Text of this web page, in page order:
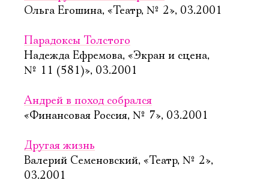
Ольга Егошина, «Театр, № 2», 03.2001
Парадоксы Толстого
Надежда Ефремова, «Экран и сцена,
№ 11 (581)», 03.2001
Андрей в поход собрался
«Финансовая Россия, № 7», 03.2001
Другая жизнь
Валерий Семеновский, «Театр, № 2»,
03.2001